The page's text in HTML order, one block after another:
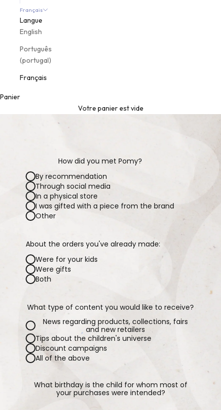
Français
Langue
English
Português
(portugal)
Français
Panier
Votre panier est vide
How did you met Pomy?
By recommendation
Through social media
In a physical store
I was gifted with a piece from the brand
Other
About the orders you've already made:
Were for your kids
Were gifts
Both
What type of content you would like to receive?
News regarding products, collections, fairs
and new retailers
Tips about the children's universe
Discount campaigns
All of the above
What birthday is the child for whom most of
your purchases were intended?